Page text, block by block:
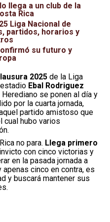
llega a un club de la
Rica
Liga Nacional de
partidos, horarios y
su futuro y
2025 de la Liga
Ebal Rodriguez
se ponen al día y
por la cuarta jornada,
partido amistoso que
cual hubo varios
no para. Llega primero
con cinco victorias y
en la pasada jornada a
cinco en contra, es
y buscará mantener sus